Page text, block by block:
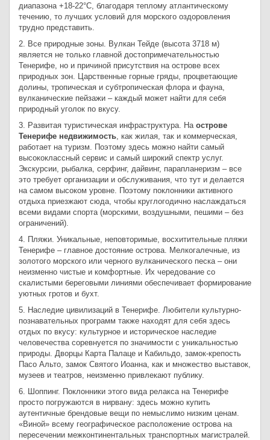
диапазона +18-22°С, благодаря теплому атлантическому
течению, то лучших условий для морского оздоровления
трудно представить.
2. Все природные зоны. Вулкан Тейде (высота 3718 м)
является не только главной достопримечательностью
Тенерифе, но и причиной присутствия на острове всех
природных зон. Царственные горные гряды, процветающие
долины, тропическая и субтропическая флора и фауна,
вулканические пейзажи – каждый может найти для себя
природный уголок по вкусу.
3. Развитая туристическая инфраструктура. На острове
Тенерифе недвижимость, как жилая, так и коммерческая,
работает на туризм. Поэтому здесь можно найти самый
высококлассный сервис и самый широкий спектр услуг.
Экскурсии, рыбалка, серфинг, дайвинг, парапланеризм – все
это требует организации и обслуживания, что тут и делается
на самом высоком уровне. Поэтому поклонники активного
отдыха приезжают сюда, чтобы круглогодично наслаждаться
всеми видами спорта (морскими, воздушными, пешими – без
ограничений).
4. Пляжи. Уникальные, неповторимые, восхитительные пляжи
Тенерифе – главное достояние острова. Мелкогалечные, из
золотого морского или черного вулканического песка – они
неизменно чистые и комфортные. Их чередование со
скалистыми береговыми линиями обеспечивает формирование
уютных гротов и бухт.
5. Наследие цивилизаций в Тенерифе. Любители культурно-
познавательных программ также находят для себя здесь
отдых по вкусу: культурное и историческое наследие
человечества соревнуется по значимости с уникальностью
природы. Дворцы Карта Палаце и Кабильдо, замок-крепость
Пасо Альто, замок Святого Иоанна, как и множество выставок,
музеев и театров, неизменно привлекают публику.
6. Шоппинг. Поклонники этого вида релакса на Тенерифе
просто погружаются в нирвану: здесь можно купить
аутентичные брендовые вещи по немыслимо низким ценам.
«Виной» всему географическое расположение острова на
пересечении межконтинентальных транспортных магистралей.